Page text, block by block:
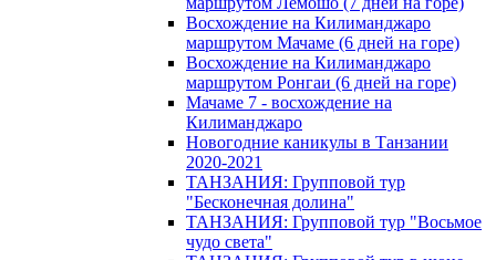
Восхождение на Килиманджаро
маршрутом Мачаме (6 дней на горе)
Восхождение на Килиманджаро
маршрутом Ронгаи (6 дней на горе)
Мачаме 7 - восхождение на
Килиманджаро
Новогодние каникулы в Танзании
2020-2021
ТАНЗАНИЯ: Групповой тур
"Бесконечная долина"
ТАНЗАНИЯ: Групповой тур "Восьмое
чудо света"